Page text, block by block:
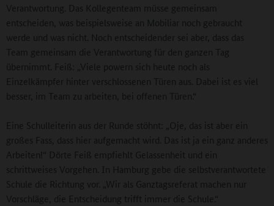
Verantwortung. Das Kollegenteam müsse gemeinsam
entscheiden, was beispielsweise an Mobiliar noch gebraucht
werde und was nicht. Noch entscheidender sei aber, dass das
Team gemeinsam die Verantwortung für den ganzen Tag
übernimmt. Feiß: „Viele powern sich heute noch als
Einzelkämpfer hinter verschlossenen Türen aus. Dabei ist es viel
besser, im Team zu arbeiten, bei offenen Türen.“
Eine Schulleiterin aus der Runde stöhnt: „Oje, das ist aber ein
großes Fass, dass hier aufgemacht wird. Das ist ja ein ganz anderes
Arbeiten!“ Dörte Feiß empfiehlt Gelassenheit und ein
schrittweises Vorgehen. In Hamburg gebe die selbstverantwortete
Schule die Richtung vor. „Wir als Ganztagsreferat machen nur
Vorschläge, die Entscheidung trifft immer die Schule.“